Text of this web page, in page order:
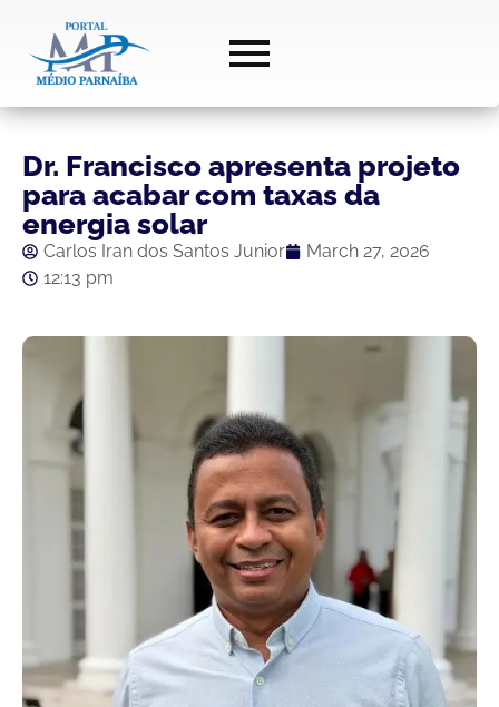
Dr. Francisco apresenta projeto
para acabar com taxas da
energia solar
Carlos Iran dos Santos Junior
March 27, 2026
12:13 pm